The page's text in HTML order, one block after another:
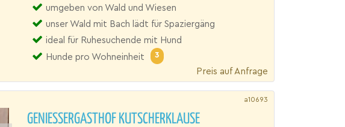
umgeben von Wald und Wiesen
unser Wald mit Bach lädt für Spaziergäng
ideal für Ruhesuchende mit Hund
Hunde pro Wohneinheit
3
Preis auf Anfrage
a10693
GENIESSERGASTHOF KUTSCHERKLAUSE